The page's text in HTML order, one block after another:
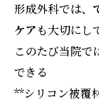
形成外科では、
ケアも大切にし
このたび当院で
できる
**シリコン被覆